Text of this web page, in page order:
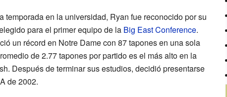
temporada en la universidad, Ryan fue reconocido por su
para el primer equipo de la Big East Conference.
un récord en Notre Dame con 87 tapones en una sola
de 2.77 tapones por partido es el más alto en la
Después de terminar sus estudios, decidió presentarse
de 2002.